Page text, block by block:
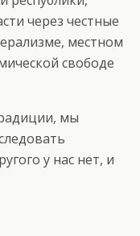
через честные
местном
свободе
мы
у нас нет, и